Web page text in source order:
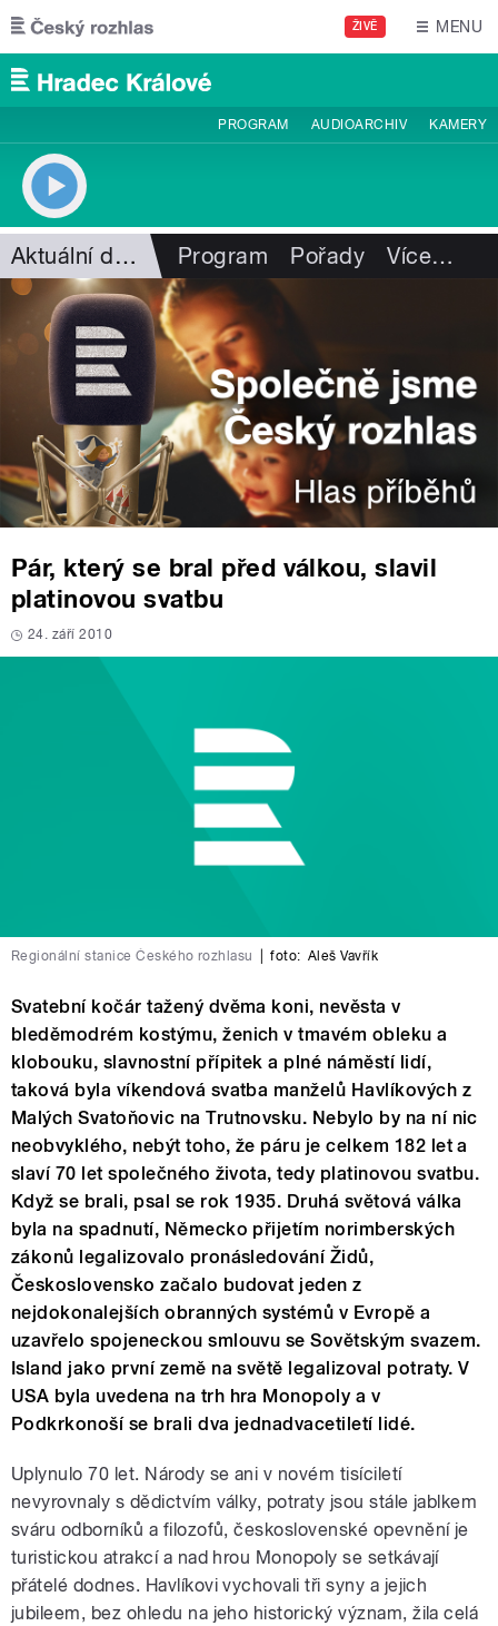
Přejít k hlavnímu obsahu
ŽIVĚ MENU
PROGRAM AUDIOARCHIV KAMERY
Aktuální dění Program Pořady Více…
Pár, který se bral před válkou, slavil
platinovou svatbu
24. září 2010
Regionální stanice Českého rozhlasu foto: Aleš Vavřík
Svatební kočár tažený dvěma koni, nevěsta v
bleděmodrém kostýmu, ženich v tmavém obleku a
klobouku, slavnostní přípitek a plné náměstí lidí,
taková byla víkendová svatba manželů Havlíkových z
Malých Svatoňovic na Trutnovsku. Nebylo by na ní nic
neobvyklého, nebýt toho, že páru je celkem 182 let a
slaví 70 let společného života, tedy platinovou svatbu.
Když se brali, psal se rok 1935. Druhá světová válka
byla na spadnutí, Německo přijetím norimberských
zákonů legalizovalo pronásledování Židů,
Československo začalo budovat jeden z
nejdokonalejších obranných systémů v Evropě a
uzavřelo spojeneckou smlouvu se Sovětským svazem.
Island jako první země na světě legalizoval potraty. V
USA byla uvedena na trh hra Monopoly a v
Podkrkonoší se brali dva jednadvacetiletí lidé.
Uplynulo 70 let. Národy se ani v novém tisíciletí
nevyrovnaly s dědictvím války, potraty jsou stále jablkem
sváru odborníků a filozofů, československé opevnění je
turistickou atrakcí a nad hrou Monopoly se setkávají
přátelé dodnes. Havlíkovi vychovali tři syny a jejich
jubileem, bez ohledu na jeho historický význam, žila celá